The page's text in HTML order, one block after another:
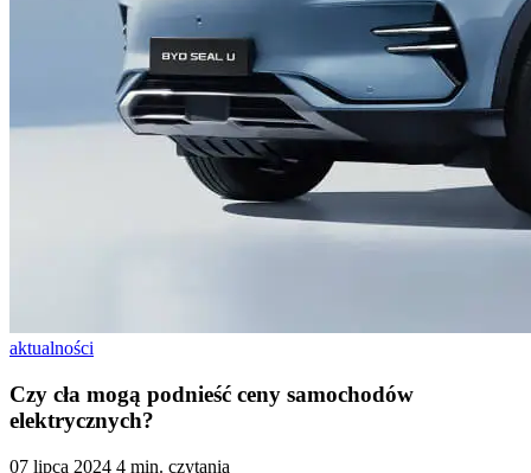
aktualności
Czy cła mogą podnieść ceny samochodów
elektrycznych?
07 lipca 2024 4 min. czytania